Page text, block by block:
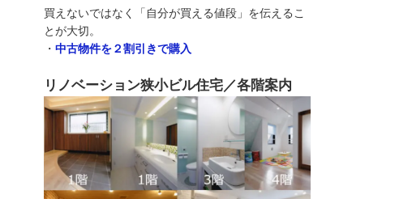
買えないではなく「自分が買える値段」を伝えるこ
とが大切。
・ 中古物件を２割引きで購入
リノベーション狭小ビル住宅／各階案内